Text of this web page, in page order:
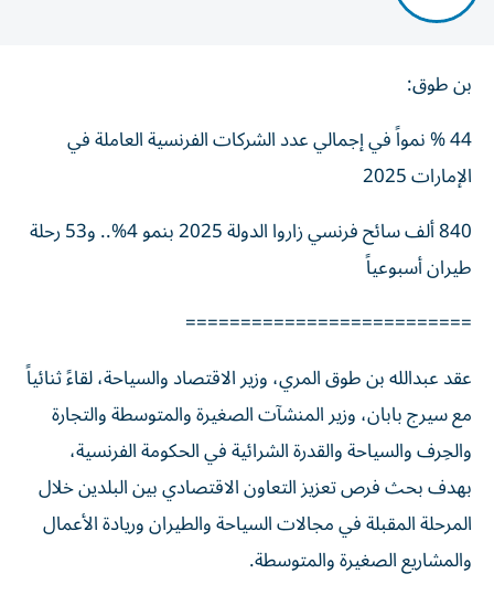
بن طوق:
44 % نمواً في إجمالي عدد الشركات الفرنسية العاملة في
الإمارات 2025
840 ألف سائح فرنسي زاروا الدولة 2025 بنمو 4%.. و53 رحلة
طيران أسبوعياً
==========================
عقد عبدالله بن طوق المري، وزير الاقتصاد والسياحة، لقاءً ثنائياً
مع سيرج بابان، وزير المنشآت الصغيرة والمتوسطة والتجارة
والحِرف والسياحة والقدرة الشرائية في الحكومة الفرنسية،
بهدف بحث فرص تعزيز التعاون الاقتصادي بين البلدين خلال
المرحلة المقبلة في مجالات السياحة والطيران وريادة الأعمال
والمشاريع الصغيرة والمتوسطة.